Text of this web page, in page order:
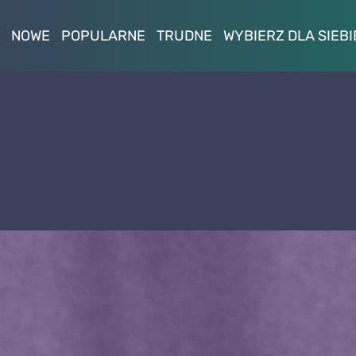
NOWE POPULARNE TRUDNE WYBIERZ DLA